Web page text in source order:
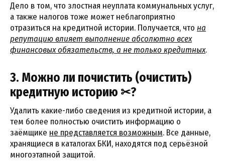
Дело в том, что злостная неуплата коммунальных услуг,
а также налогов тоже может неблагоприятно
отразиться на кредитной истории. Получается, что на
репутацию влияет выполнение абсолютно всех
финансовых обязательств, а не только кредитных.
3. Можно ли почистить (очистить)
кредитную историю ✂?
Удалить какие-либо сведения из кредитной истории, а
тем более полностью очистить информацию о
заёмщике не представляется возможным. Все данные,
хранящиеся в каталогах БКИ, находятся под серьёзной
многоэтапной защитой.